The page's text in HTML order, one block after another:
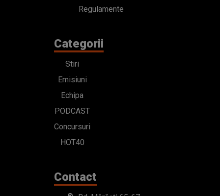
Regulamente
Categorii
Stiri
Emisiuni
Echipa
PODCAST
Concursuri
HOT40
Contact